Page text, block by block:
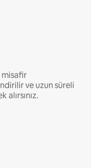
misafir
ve uzun süreli